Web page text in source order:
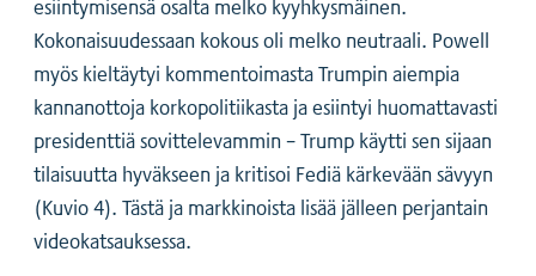
Kokonaisuudessaan kokous oli melko neutraali. Powell
myös kieltäytyi kommentoimasta Trumpin aiempia
kannanottoja korkopolitiikasta ja esiintyi huomattavasti
presidenttiä sovittelevammin – Trump käytti sen sijaan
tilaisuutta hyväkseen ja kritisoi Fediä kärkevään sävyyn
(Kuvio 4). Tästä ja markkinoista lisää jälleen perjantain
videokatsauksessa.